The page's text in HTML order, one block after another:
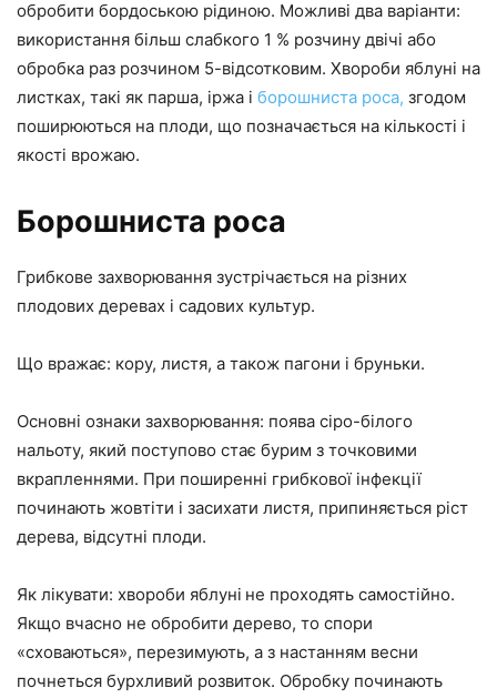
обробити бордоською рідиною. Можливі два варіанти:
використання більш слабкого 1 % розчину двічі або
обробка раз розчином 5-відсотковим. Хвороби яблуні на
листках, такі як парша, іржа і борошниста роса, згодом
поширюються на плоди, що позначається на кількості і
якості врожаю.
Борошниста роса
Грибкове захворювання зустрічається на різних
плодових деревах і садових культур.
Що вражає: кору, листя, а також пагони і бруньки.
Основні ознаки захворювання: поява сіро-білого
нальоту, який поступово стає бурим з точковими
вкрапленнями. При поширенні грибкової інфекції
починають жовтіти і засихати листя, припиняється ріст
дерева, відсутні плоди.
Як лікувати: хвороби яблуні не проходять самостійно.
Якщо вчасно не обробити дерево, то спори
«сховаються», перезимують, а з настанням весни
почнеться бурхливий розвиток. Обробку починають